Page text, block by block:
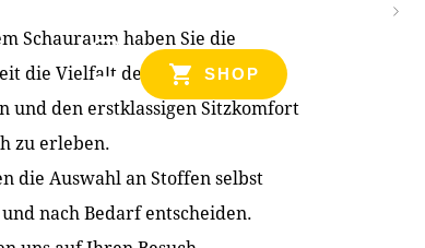
SHOP
Schauraum haben Sie die
die Vielfalt der Produkte zu
und den erstklassigen Sitzkomfort
zu erleben.
die Auswahl an Stoffen selbst
nach Bedarf entscheiden.